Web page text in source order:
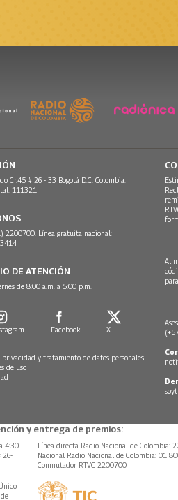
Cr.45 # 26 - 33 Bogotá D.C. Colombia.
111321
2200700. Línea gratuita nacional:
DE ATENCIÓN
de 8:00 a.m. a 5:00 p.m.
Facebook X
privacidad y tratamiento de datos personales
de uso
Al
y entrega de premios:
4:30
26-
Línea directa Radio Nacional de Colombia:
Nacional Radio Nacional de Colombia: 01
Conmutador RTVC 2200700